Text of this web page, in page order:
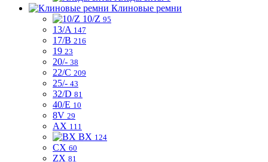
Клиновые ремни
10/Z 95
13/A 147
17/B 216
19 23
20/- 38
22/C 209
25/- 43
32/D 81
40/E 10
8V 29
AX 111
BX 124
CX 60
ZX 81